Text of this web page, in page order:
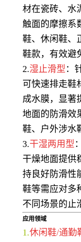
材在瓷砖、水
触面的摩擦系
鞋、休闲鞋、
鞋款，有效避
2.湿止滑型 ：
可快速排走鞋
成水膜，显著
地面的防滑效
鞋、户外涉水
3.干湿两用型
干燥地面提供
持良好防滑性
鞋等需应对多
不同场景的止
应用领域
1.休闲鞋/通勤